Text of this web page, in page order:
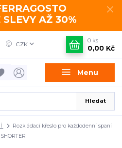
AŽ 30%
Menu
CZK
Hledat
0 ks
0,00 Kč
Rozkládací křeslo pro každodenní spaní
SHORTER